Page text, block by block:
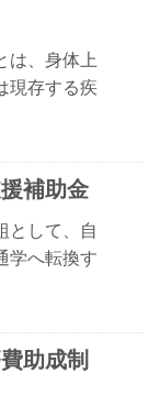
は、身体上
現存する疾
補助金
として、自
学へ転換す
助成制